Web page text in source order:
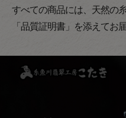
すべての商品には、天然の
「品質証明書」を添えてお